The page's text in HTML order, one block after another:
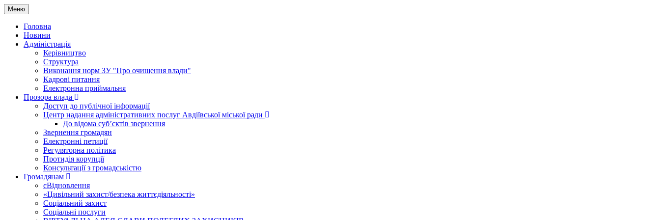
Меню
Головна
Новини
Адміністрація
Керівництво
Структура
Виконання норм ЗУ "Про очищення влади"
Кадрові питання
Електронна приймальня
Прозора влада
Доступ до публічної інформації
Центр надання адміністративних послуг Авдіївської міської ради
До відома суб’єктів звернення
Звернення громадян
Електронні петиції
Регуляторна політика
Протидія корупції
Консультації з громадськістю
Громадянам
єВідновлення
«Цивільний захист/безпека життєдіяльності»
Соціальний захист
Соціальні послуги